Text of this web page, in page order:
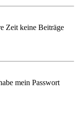
Zeit keine Beiträge
mein Passwort